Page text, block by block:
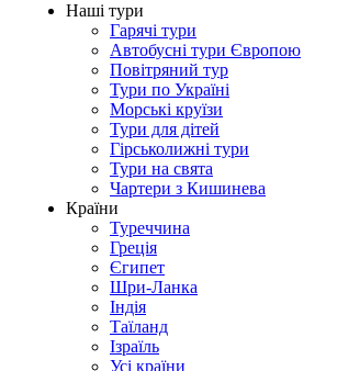
Наші тури
Гарячі тури
Автобусні тури Європою
Повітряний тур
Тури по Україні
Морські круїзи
Тури для дітей
Гірськолижні тури
Тури на свята
Чартери з Кишинева
Країни
Туреччина
Греція
Єгипет
Шри-Ланка
Індія
Таїланд
Ізраїль
Усі країни